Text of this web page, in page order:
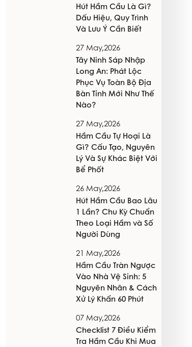
Hút Hầm Cầu Là Gì?
Dấu Hiệu, Quy Trình
Và Lưu Ý Cần Biết
27 May,2026
Tây Ninh Sáp Nhập
Long An: Phát Lộc
Phục Vụ Toàn Bộ Địa
Bàn Tỉnh Mới Như Thế
Nào?
27 May,2026
Hầm Cầu Tự Hoại Là
Gì? Cấu Tạo, Nguyên
Lý Và Sự Khác Biệt Với
Bể Phốt
26 May,2026
Hút Hầm Cầu Bao Lâu
1 Lần? Chu Kỳ Chuẩn
Theo Loại Hầm và Số
Người Dùng
21 May,2026
Hầm Cầu Tràn Ngược
Vào Nhà Vệ Sinh: 5
Nguyên Nhân & Cách
Xử Lý Khẩn 60 Phút
07 May,2026
Checklist 7 Điều Kiểm
Tra Hầm Cầu Khi Mua